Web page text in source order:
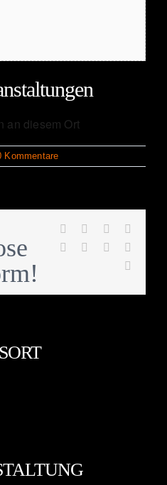
an diesem Ort
Kommentare
Facebook
TwitterReddit
WhatsApp
TumblrPinterest